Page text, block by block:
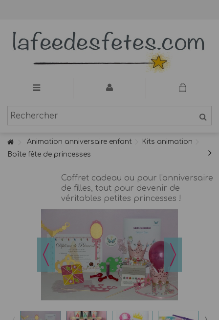
Animation anniversaire enfant
Kits animation
Boîte fête de princesses
Coffret cadeau ou pour l'anniversaire
de filles, tout pour devenir de
véritables petites princesses !